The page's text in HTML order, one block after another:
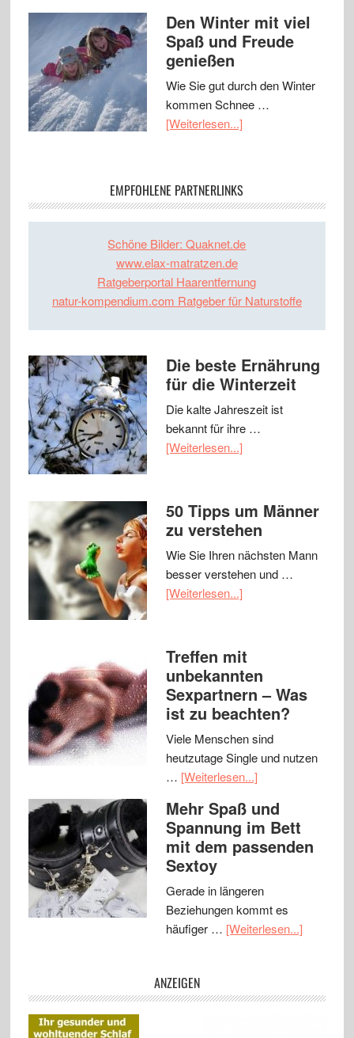
Den Winter mit viel
Spaß und Freude
genießen
Wie Sie gut durch den Winter
kommen Schnee …
[Weiterlesen...]
EMPFOHLENE PARTNERLINKS
Schöne Bilder: Quaknet.de
www.elax-matratzen.de
Ratgeberportal Haarentfernung
natur-kompendium.com Ratgeber für Naturstoffe
Die beste Ernährung
für die Winterzeit
Die kalte Jahreszeit ist
bekannt für ihre …
[Weiterlesen...]
50 Tipps um Männer
zu verstehen
Wie Sie Ihren nächsten Mann
besser verstehen und …
[Weiterlesen...]
Treffen mit
unbekannten
Sexpartnern – Was
ist zu beachten?
Viele Menschen sind
heutzutage Single und nutzen
… [Weiterlesen...]
Mehr Spaß und
Spannung im Bett
mit dem passenden
Sextoy
Gerade in längeren
Beziehungen kommt es
häufiger … [Weiterlesen...]
ANZEIGEN